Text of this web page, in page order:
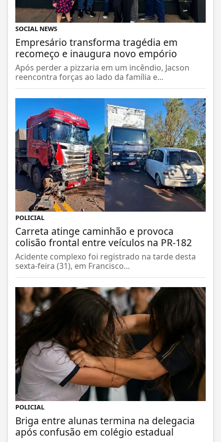
SOCIAL NEWS
Empresário transforma tragédia em
recomeço e inaugura novo empório
Após perder a pizzaria em um incêndio, Jacson
reencontra forças ao lado da família e...
POLICIAL
Carreta atinge caminhão e provoca
colisão frontal entre veículos na PR-182
Acidente complexo foi registrado na tarde desta
sexta-feira (31), em Francisco...